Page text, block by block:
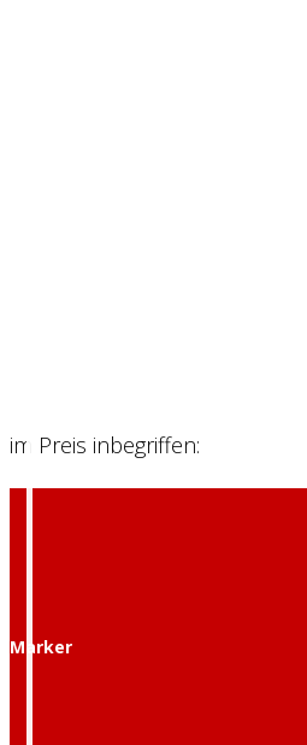
im Preis inbegriffen:
Marker